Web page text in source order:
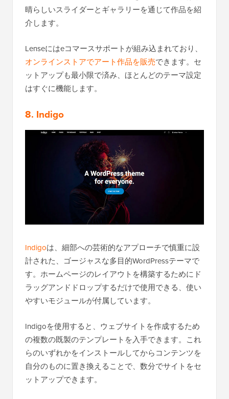
晴らしいスライダーとギャラリーを通じて作品を紹
介します。
Lenseにはeコマースサポートが組み込まれており、
オンラインストアでアート作品を販売できます。セ
ットアップも最小限で済み、ほとんどのテーマ設定
はすぐに機能します。
8. Indigo
Indigoは、細部への芸術的なアプローチで慎重に設
計された、ゴージャスな多目的WordPressテーマで
す。ホームページのレイアウトを構築するためにド
ラッグアンドドロップするだけで使用できる、使い
やすいモジュールが付属しています。
Indigoを使用すると、ウェブサイトを作成するため
の複数の既製のテンプレートを入手できます。これ
らのいずれかをインストールしてからコンテンツを
自分のものに置き換えることで、数分でサイトをセ
ットアップできます。